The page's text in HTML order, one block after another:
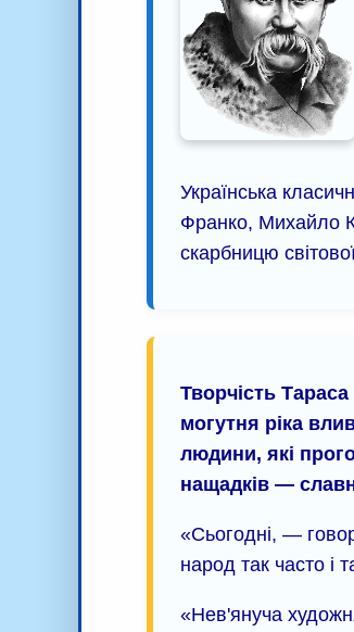
Українська
Франко, Михайло
скарбницю
Творчість
могутня ріка
людини, які
нащадків —
«Сьогодні, —
народ так часто і
«Нев'януча